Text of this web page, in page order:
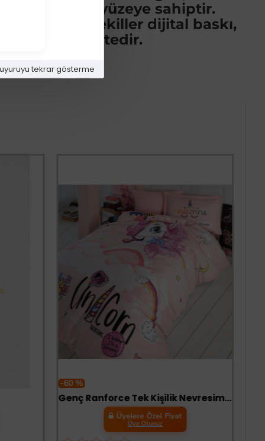
tekrar gösterme
ve parlak yüzeye sahiptir.
kullanılan şekiller dijital baskı,
ile üretilmektedir.
-60 %
Genç Ranforce Tek Kişilik Nevresim Takımı Pink Dreams Pudra
Üyelere Özel Fiyat
Üye Olunuz